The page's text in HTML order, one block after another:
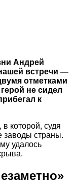
Андрей
встречи —
отметками
не сидел
к
которой, судя
заводы страны.
удалось